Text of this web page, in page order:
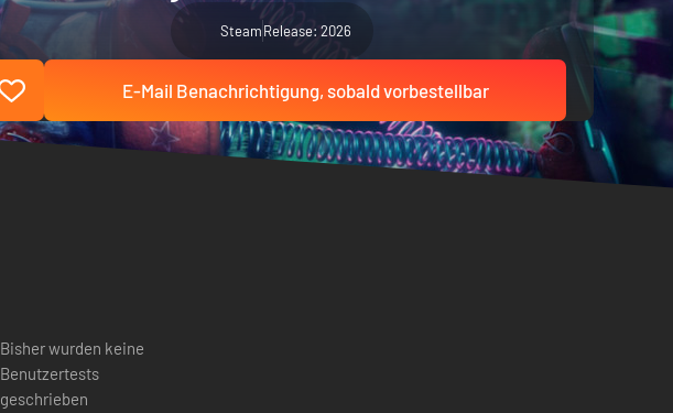
SteamRelease: 2026
E-Mail Benachrichtigung, sobald vorbestellbar
Bisher wurden keine
Benutzertests
geschrieben